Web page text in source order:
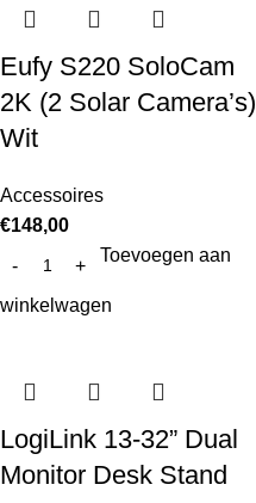
Eufy S220 SoloCam
2K (2 Solar Camera’s)
Wit
Accessoires
€148,00
Toevoegen aan
winkelwagen
LogiLink 13-32” Dual
Monitor Desk Stand